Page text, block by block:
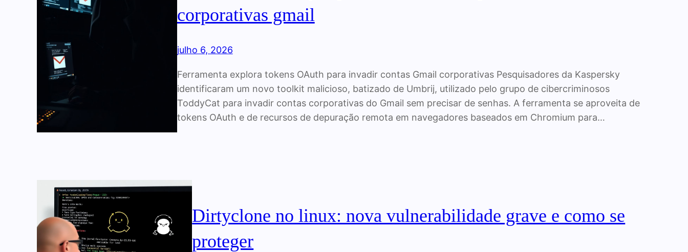
corporativas gmail
julho 6, 2026
Ferramenta explora tokens OAuth para invadir contas Gmail corporativas Pesquisadores da Kaspersky
identificaram um novo toolkit malicioso, batizado de Umbrij, utilizado pelo grupo de cibercriminosos
ToddyCat para invadir contas corporativas do Gmail sem precisar de senhas. A ferramenta se aproveita de
tokens OAuth e de recursos de depuração remota em navegadores baseados em Chromium para…
Dirtyclone no linux: nova vulnerabilidade grave e como se
proteger